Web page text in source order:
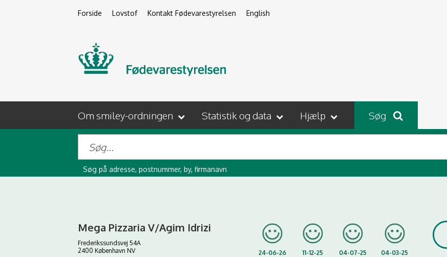
Forside Lovstof Kontakt Fødevarestyrelsen English
Om smiley-ordningen Statistik og data Hjælp Søg
Søg på adresse, postnummer, by, firmanavn
Mega Pizzaria V/Agim Idrizi
Frederikssundsvej 54A
2400 København NV
24-06-26 11-12-25 04-07-25 04-03-25